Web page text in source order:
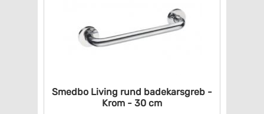
Smedbo Living rund badekarsgreb -
Krom - 30 cm